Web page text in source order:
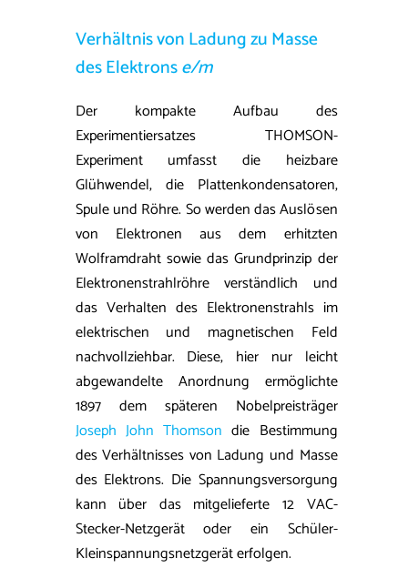
Verhältnis von Ladung zu Masse
des Elektronse/m
Der kompakte Aufbau des
Experimentiersatzes THOMSON-
Experiment umfasst die heizbare
Glühwendel, die Plattenkondensatoren,
Spule und Röhre. So werden das Auslösen
von Elektronen aus dem erhitzten
Wolframdraht sowie das Grundprinzip der
Elektronenstrahlröhre verständlich und
das Verhalten des Elektronenstrahls im
elektrischen und magnetischen Feld
nachvollziehbar. Diese, hier nur leicht
abgewandelte Anordnung ermöglichte
1897 dem späteren Nobelpreisträger
Joseph John Thomson die Bestimmung
des Verhältnisses von Ladung und Masse
des Elektrons. Die Spannungsversorgung
kann über das mitgelieferte 12 VAC-
Stecker-Netzgerät oder ein Schüler-
Kleinspannungsnetzgerät erfolgen.